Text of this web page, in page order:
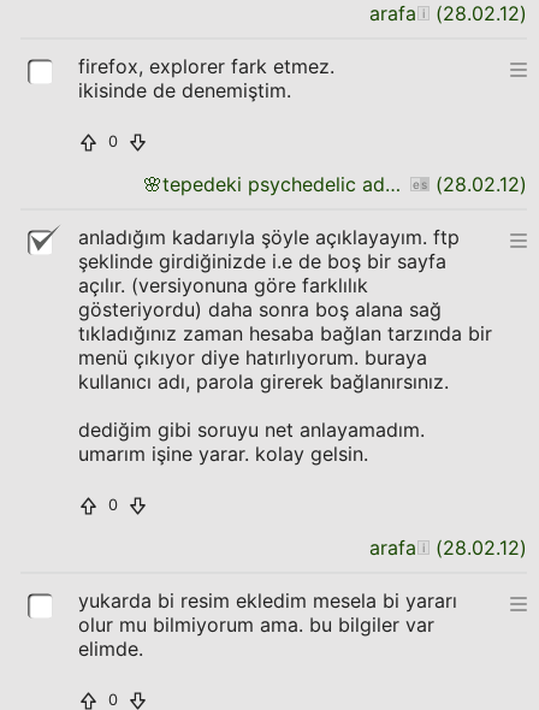
arafa (28.02.12)
firefox, explorer fark etmez.
ikisinde de denemiştim.
0
🌸 tepedeki psychedelic adam (28.02.12)
anladığım kadarıyla şöyle açıklayayım. ftp
şeklinde girdiğinizde i.e de boş bir sayfa
açılır. (versiyonuna göre farklılık
gösteriyordu) daha sonra boş alana sağ
tıkladığınız zaman hesaba bağlan tarzında bir
menü çıkıyor diye hatırlıyorum. buraya
kullanıcı adı, parola girerek bağlanırsınız.
dediğim gibi soruyu net anlayamadım.
umarım işine yarar. kolay gelsin.
0
arafa (28.02.12)
yukarda bi resim ekledim mesela bi yararı
olur mu bilmiyorum ama. bu bilgiler var
elimde.
0